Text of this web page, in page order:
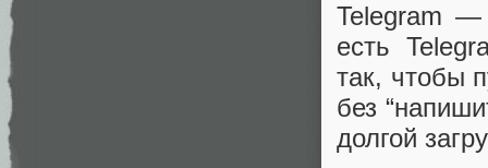
Telegram —
есть
так, чтобы
без
долгой